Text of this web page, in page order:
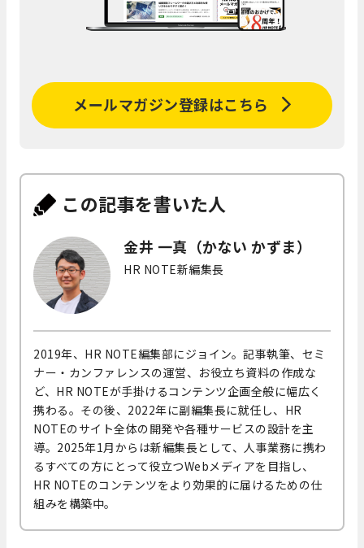
メールマガジン登録はこちら
この記事を書いた人
金井 一真（かない かずま）
HR NOTE新編集長
2019年、HR NOTE編集部にジョイン。記事執筆、セミ
ナー・カンファレンスの運営、お役立ち資料の作成な
ど、HR NOTEが手掛けるコンテンツ企画全般に幅広く
携わる。その後、2022年に副編集長に就任し、HR
NOTEのサイト全体の開発や各種サービスの設計を主
導。2025年1月からは新編集長として、人事業務に携わ
るすべての方にとって役立つWebメディアを目指し、
HR NOTEのコンテンツをより効果的に届けるための仕
組みを構築中。